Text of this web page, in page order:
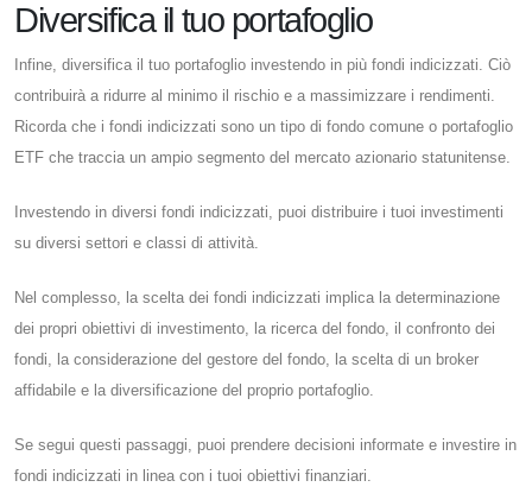
Diversifica il tuo portafoglio
Infine, diversifica il tuo portafoglio investendo in più fondi indicizzati. Ciò
contribuirà a ridurre al minimo il rischio e a massimizzare i rendimenti.
Ricorda che i fondi indicizzati sono un tipo di fondo comune o portafoglio
ETF che traccia un ampio segmento del mercato azionario statunitense.
Investendo in diversi fondi indicizzati, puoi distribuire i tuoi investimenti
su diversi settori e classi di attività.
Nel complesso, la scelta dei fondi indicizzati implica la determinazione
dei propri obiettivi di investimento, la ricerca del fondo, il confronto dei
fondi, la considerazione del gestore del fondo, la scelta di un broker
affidabile e la diversificazione del proprio portafoglio.
Se segui questi passaggi, puoi prendere decisioni informate e investire in
fondi indicizzati in linea con i tuoi obiettivi finanziari.